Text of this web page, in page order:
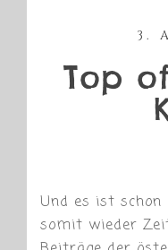
3.
Top
Und es ist
somit wieder